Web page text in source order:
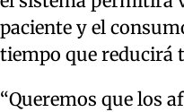
paciente y el
tiempo que
“Queremos que los